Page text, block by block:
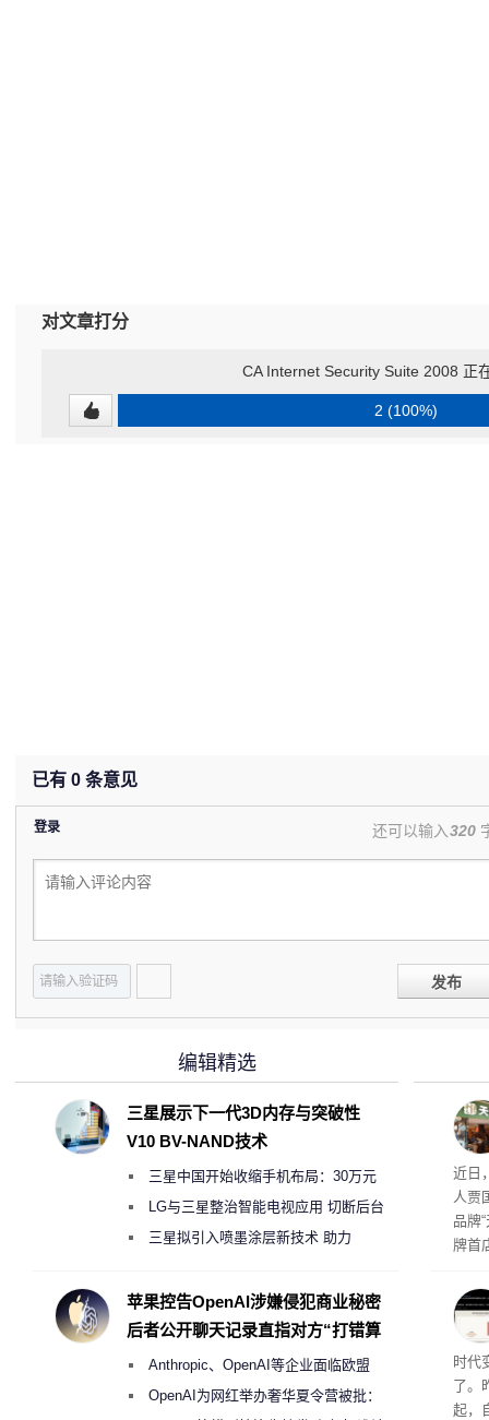
对文章打分
CA Internet Security Suite 2008 正
2 (100%)
已有 0 条意见
登录 还可以输入320
发布
肉
近日
人贾
品牌
牌首
者
与西
时代
了。
起，
编辑精选
三星展示下一代3D内存与突破性
V10 BV-NAND技术
三星中国开始收缩手机布局：30万元
月销售额不达标门店 将被逐步清退
LG与三星整治智能电视应用 切断后台
偷偷共享带宽的违规行为
三星拟引入喷墨涂层新技术 助力
度
苹果控告OpenAI涉嫌侵犯商业秘密
后者公开聊天记录直指对方“打错算
Anthropic、OpenAI等企业面临欧盟
《人工智能法案》全新执法权限审查
OpenAI为网红举办奢华夏令营被批：